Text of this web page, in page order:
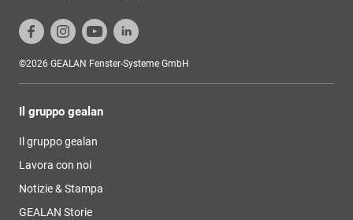
©2026 GEALAN Fenster-Systeme GmbH
Il gruppo gealan
Il gruppo gealan
Lavora con noi
Notizie & Stampa
GEALAN Storie